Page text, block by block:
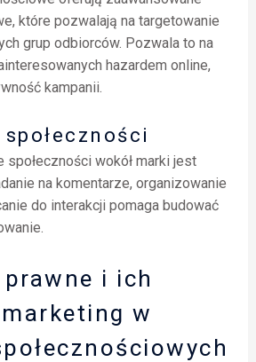
które pozwalają na targetowanie
grup odbiorców. Pozwala to na
hazardem online,
kampanii.
społeczności wokół marki jest
na komentarze, organizowanie
do interakcji pomaga budować
i ich
w